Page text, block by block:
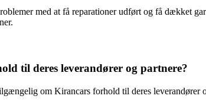
med at få reparationer udført og få dækket
til deres leverandører og partnere?
om Kirancars forhold til deres